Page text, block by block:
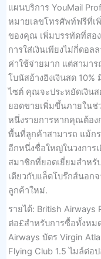
แผนบริการ YouMail
หมายเลขโทรศัพท์ฟรีที่เ
ของคุณ เพิ่มบรรทัดที่สอ
การใส่เงินเพียงไม่กี่ดอ
ค่าใช้จ่ายมาก แต่สามา
โบนัสอ้างอิงเงินสด
ไซต์ คุณจะประหยัดเงิน
ยอดขายเพิ่มขึ้นภายในช่
หนึ่งรายการหากคุณต้อ
พื้นที่ลูกค้าสามารถ แม้กร
อีกหนึ่งชื่อใหญ่ในวงการ
สมาชิกที่ยอดเยี่ยมสำหรั
เดียวกับแล็ดโบร๊กส์นอก
ลูกค้าใหม่.
รายได้: British Airways
ต่อ£สำหรับการซื้อทั้งหม
Airways บัตร Virgin
Flying Club 1.5 ไมล์ต่อ